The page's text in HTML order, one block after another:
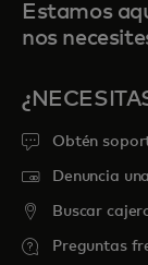
Estamos
nos
Obtén
Denuncia
Buscar
Preguntas